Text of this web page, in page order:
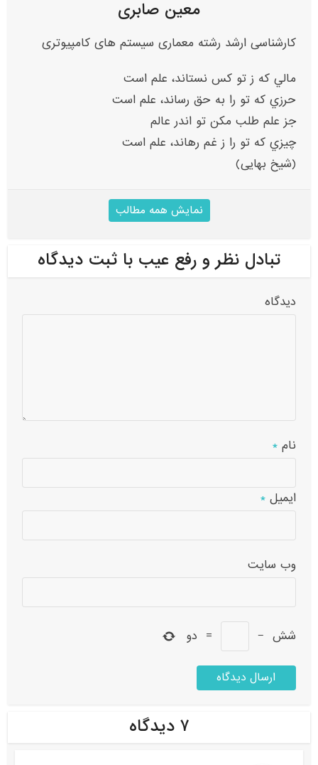
معین صابری
کارشناسی ارشد رشته معماری سیستم های کامپیوتری
مالي که ز تو کس نستاند، علم است
حرزي که تو را به حق رساند، علم است
جز علم طلب مکن تو اندر عالم
چيزي که تو را ز غم رهاند، علم است
(شیخ بهایی)
نمایش همه مطالب
تبادل نظر و رفع عیب با ثبت دیدگاه
دیدگاه
نام*
ایمیل*
وب‌ سایت
شش −
= دو
۷ دیدگاه